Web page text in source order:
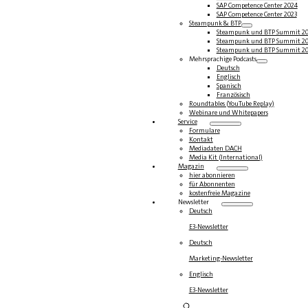
SAP Competence Center 2024
SAP Competence Center 2023
Steampunk & BTP
Steampunk und BTP Summit
Steampunk und BTP Summit
Steampunk und BTP Summit
Mehrsprachige Podcasts
Deutsch
Englisch
Spanisch
Französisch
Roundtables (YouTube Replay)
Webinare und Whitepapers
Service
Formulare
Kontakt
Mediadaten DACH
Media Kit (International)
Magazin
hier abonnieren
für Abonnenten
kostenfreie Magazine
Newsletter
Deutsch
E3-Newsletter
Deutsch
Marketing-Newsletter
Englisch
E3-Newsletter